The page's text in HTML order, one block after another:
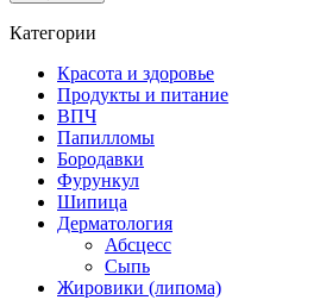
Категории
Красота и здоровье
Продукты и питание
ВПЧ
Папилломы
Бородавки
Фурункул
Шипица
Дерматология
Абсцесс
Сыпь
Жировики (липома)